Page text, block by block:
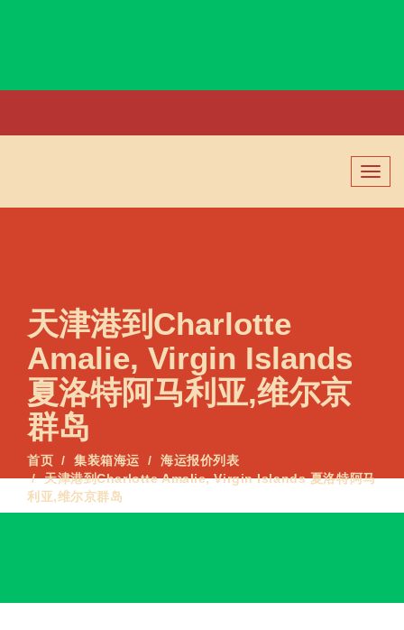
切
换
导
天津港到Charlotte
Amalie, Virgin Islands
夏洛特阿马利亚,维尔京
群岛
首页 集装箱海运
海运报价列表
天津港到Charlotte Amalie, Virgin Islands 夏洛特阿马
利亚,维尔京群岛